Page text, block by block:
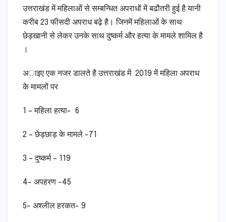
उत्तराखंड में महिलाओं से सम्बन्धित अपराधों में बढौतरी हुई है यानी
करीब 23 फीसदी अपराध बढ़े है। जिनमें महिलाओं के साथ
छेड़खानी से लेकर उनके साथ दुष्कर्म और हत्या के मामले शामिल है
।
अाइए एक नजर डालते है उत्तराखंड में 2019 में महिला अपराध
के मामलों पर
1 – महिला हत्या- 6
2 – छेड़छाड़ के मामले -71
3 – दुष्कर्म – 119
4- अपहरण -45
5- अश्लील हरकत- 9